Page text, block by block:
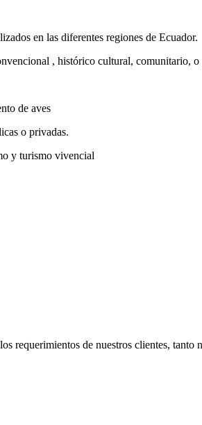
en las diferentes regiones de Ecuador.
, histórico cultural, comunitario, o
de aves
o privadas.
y turismo vivencial
requerimientos de nuestros clientes, tanto